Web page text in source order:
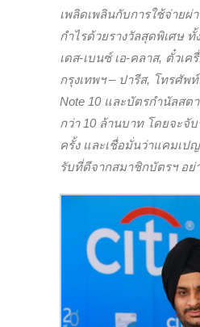
เพลิดเพลินกับการใช้จ่ายผ่
กำไรด้วยรางวัลสุดพิเศษ ทั้ง
เดส-เบนซ์ เอ-คลาส, ตั๋วเค
กรุงเทพฯ – ปารีส, โทรศัพ
Note 10 และบัตรกำนัลสต
กว่า 10 ล้านบาท โดยจะจั
ครั้ง และเชื่อมั่นว่าแคมเป
รับที่ดีจากสมาชิกบัตรฯ อย่